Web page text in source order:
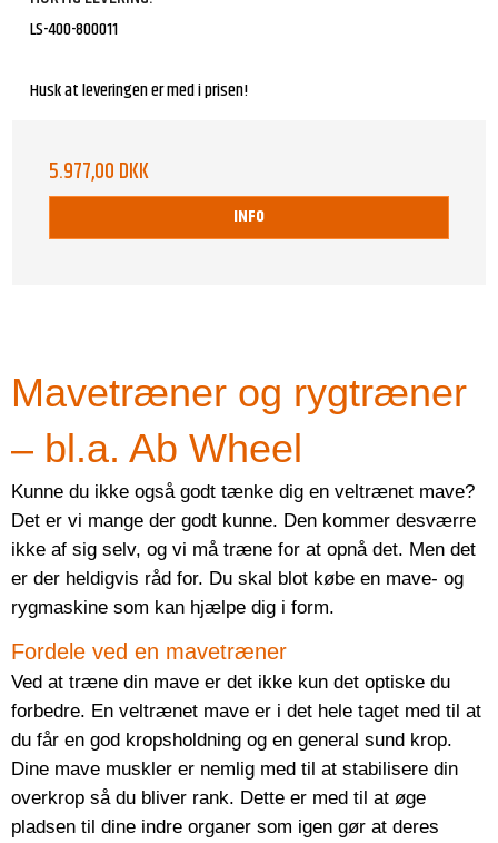
LS-400-800011
Husk at leveringen er med i prisen!
5.977,00 DKK
INFO
Mavetræner og rygtræner
– bl.a. Ab Wheel
Kunne du ikke også godt tænke dig en veltrænet mave?
Det er vi mange der godt kunne. Den kommer desværre
ikke af sig selv, og vi må træne for at opnå det. Men det
er der heldigvis råd for. Du skal blot købe en mave- og
rygmaskine som kan hjælpe dig i form.
Fordele ved en mavetræner
Ved at træne din mave er det ikke kun det optiske du
forbedre. En veltrænet mave er i det hele taget med til at
du får en god kropsholdning og en general sund krop.
Dine mave muskler er nemlig med til at stabilisere din
overkrop så du bliver rank. Dette er med til at øge
pladsen til dine indre organer som igen gør at deres